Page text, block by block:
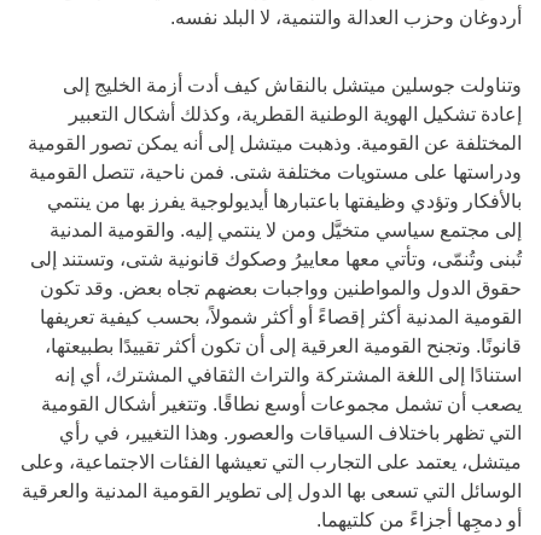
أردوغان وحزب العدالة والتنمية، لا البلد نفسه.
وتناولت جوسلين ميتشل بالنقاش كيف أدت أزمة الخليج إلى
إعادة تشكيل الهوية الوطنية القطرية، وكذلك أشكال التعبير
المختلفة عن القومية. وذهبت ميتشل إلى أنه يمكن تصور القومية
ودراستها على مستويات مختلفة شتى. فمن ناحية، تتصل القومية
بالأفكار وتؤدي وظيفتها باعتبارها أيديولوجية يفرز بها من ينتمي
إلى مجتمع سياسي متخيَّل ومن لا ينتمي إليه. والقومية المدنية
تُبنى وتُنمّى، وتأتي معها معاييرُ وصكوك قانونية شتى، وتستند إلى
حقوق الدول والمواطنين وواجبات بعضهم تجاه بعض. وقد تكون
القومية المدنية أكثر إقصاءً أو أكثر شمولاً، بحسب كيفية تعريفها
قانونًا. وتجنح القومية العرقية إلى أن تكون أكثر تقييدًا بطبيعتها،
استنادًا إلى اللغة المشتركة والتراث الثقافي المشترك، أي إنه
يصعب أن تشمل مجموعات أوسع نطاقًا. وتتغير أشكال القومية
التي تظهر باختلاف السياقات والعصور. وهذا التغيير، في رأي
ميتشل، يعتمد على التجارب التي تعيشها الفئات الاجتماعية، وعلى
الوسائل التي تسعى بها الدول إلى تطوير القومية المدنية والعرقية
أو دمجِها أجزاءً من كلتيهما.